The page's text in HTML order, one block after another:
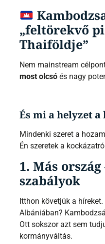
„feltörekvő
Thaiföldje”
Nem mainstream
most olcsó és nagy
És mi a helyzet
Mindenki szeret a
Én szeretek a
1. Más ország
szabályok
Itthon követjük a híreket.
Albániában?
Ott sokszor azt sem
kormányváltás.